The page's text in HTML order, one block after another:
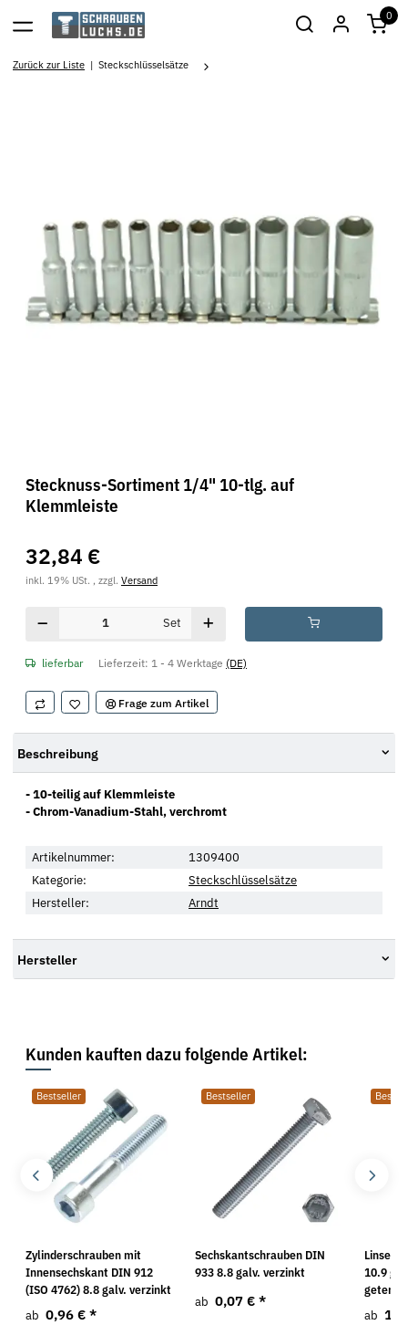
0
Zurück zur Liste Steckschlüsselsätze
Stecknuss-Sortiment 1/4" 10-tlg. auf
Klemmleiste
32,84 €
inkl. 19% USt. , zzgl. Versand
Set
lieferbar Lieferzeit: 1 - 4 Werktage (DE)
Frage zum Artikel
Beschreibung
- 10-teilig auf Klemmleiste
- Chrom-Vanadium-Stahl, verchromt
Artikelnummer:
1309400
Kategorie:
Steckschlüsselsätze
Hersteller:
Arndt
Hersteller
Kunden kauften dazu folgende Artikel:
Bestseller
Zylinderschrauben mit
Innensechskant DIN 912
(ISO 4762) 8.8 galv. verzinkt
ab 0,96 € *
Bestseller
Sechskantschrauben DIN
933 8.8 galv. verzinkt
ab 0,07 € *
10.9
ab